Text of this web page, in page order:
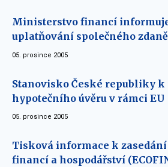
Ministerstvo financí
uplatňování společného
05. prosince 2005
Stanovisko České republiky
hypotečního úvěru v rámci EU
05. prosince 2005
Tisková informace k
financí a hospodářství